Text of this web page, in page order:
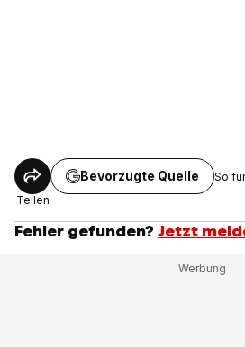
Teilen
Bevorzugte Quelle So
Fehler gefunden? Jetzt